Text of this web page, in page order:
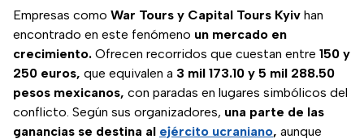
Empresas como War Tours y Capital Tours Kyiv han
encontrado en este fenómeno un mercado en
crecimiento. Ofrecen recorridos que cuestan entre 150 y
250 euros, que equivalen a 3 mil 173.10 y 5 mil 288.50
pesos mexicanos, con paradas en lugares simbólicos del
conflicto. Según sus organizadores, una parte de las
ganancias se destina al ejército ucraniano, aunque